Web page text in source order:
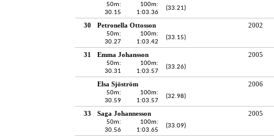
50m:
30.15
100m:
1:03.36
(33.21)
30 Petronella Ottosson 2002
50m:
30.27
100m:
1:03.42
(33.15)
31 Emma Johansson 2005
50m:
30.31
100m:
1:03.57
(33.26)
Elsa Sjöström 2006
50m:
30.59
100m:
1:03.57
(32.98)
33 Saga Johannesson 2005
50m:
30.56
100m:
1:03.65
(33.09)